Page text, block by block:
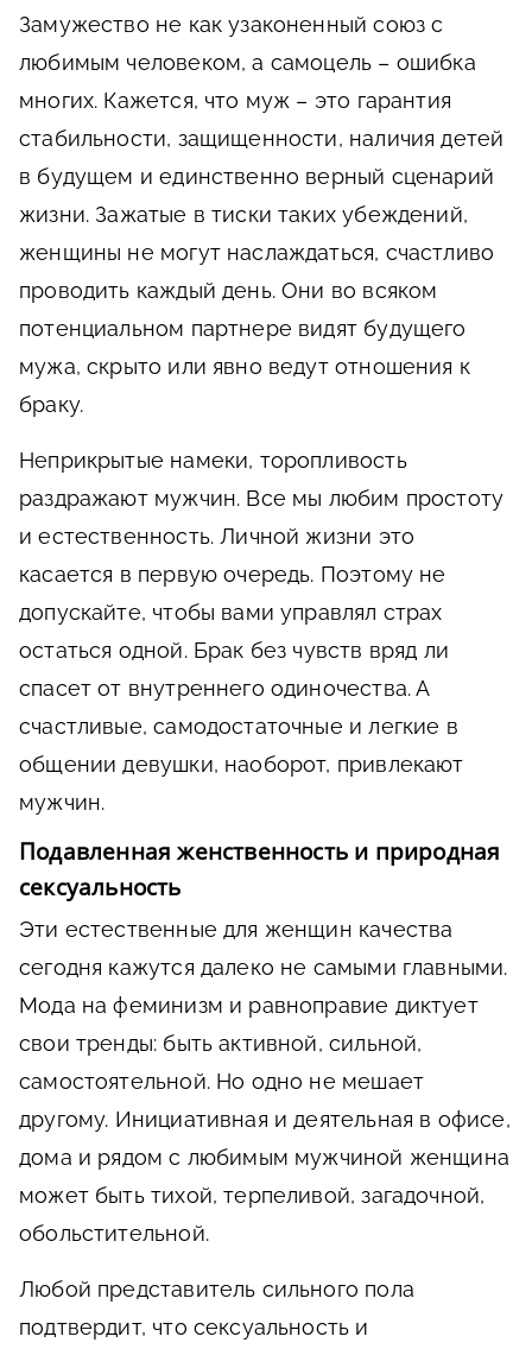
Замужество не как узаконенный союз с
любимым человеком, а самоцель – ошибка
многих. Кажется, что муж – это гарантия
стабильности, защищенности, наличия детей
в будущем и единственно верный сценарий
жизни. Зажатые в тиски таких убеждений,
женщины не могут наслаждаться, счастливо
проводить каждый день. Они во всяком
потенциальном партнере видят будущего
мужа, скрыто или явно ведут отношения к
браку.
Неприкрытые намеки, торопливость
раздражают мужчин. Все мы любим простоту
и естественность. Личной жизни это
касается в первую очередь. Поэтому не
допускайте, чтобы вами управлял страх
остаться одной. Брак без чувств вряд ли
спасет от внутреннего одиночества. А
счастливые, самодостаточные и легкие в
общении девушки, наоборот, привлекают
мужчин.
Подавленная женственность и природная
сексуальность
Эти естественные для женщин качества
сегодня кажутся далеко не самыми главными.
Мода на феминизм и равноправие диктует
свои тренды: быть активной, сильной,
самостоятельной. Но одно не мешает
другому. Инициативная и деятельная в офисе,
дома и рядом с любимым мужчиной женщина
может быть тихой, терпеливой, загадочной,
обольстительной.
Любой представитель сильного пола
подтвердит, что сексуальность и